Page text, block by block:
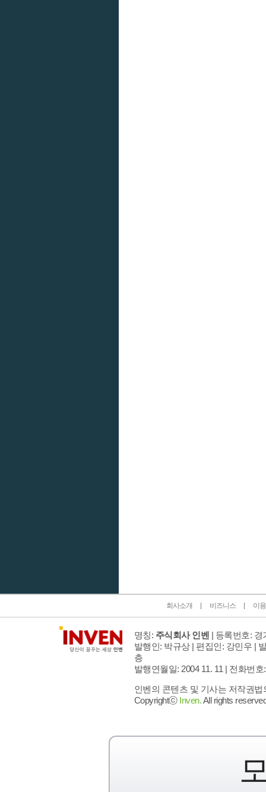
회사소개 비즈니스 이
명칭: 주식회사 인벤 | 등록번호: 경
발행인: 박규상 | 편집인: 강민우 |
층
발행연월일: 2004 11. 11 | 전화번호
인벤의 콘텐츠 및 기사는 저작권
Copyrightⓒ Inven.All rights